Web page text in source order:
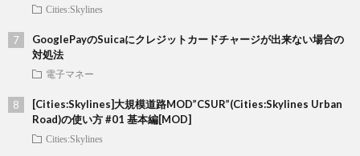
Cities:Skylines
GooglePayのSuicaにクレジットカードチャージが出来ない場合の
対処法
電子マネー
[Cities:Skylines]大規模道路MOD”CSUR”(Cities:Skylines Urban
Road)の使い方 #01 基本編[MOD]
Cities:Skylines